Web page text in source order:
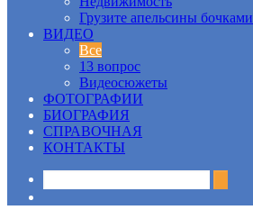
Грузите апельсины бочками
ВИДЕО
Все
13 вопрос
Видеосюжеты
ФОТОГРАФИИ
БИОГРАФИЯ
СПРАВОЧНАЯ
КОНТАКТЫ